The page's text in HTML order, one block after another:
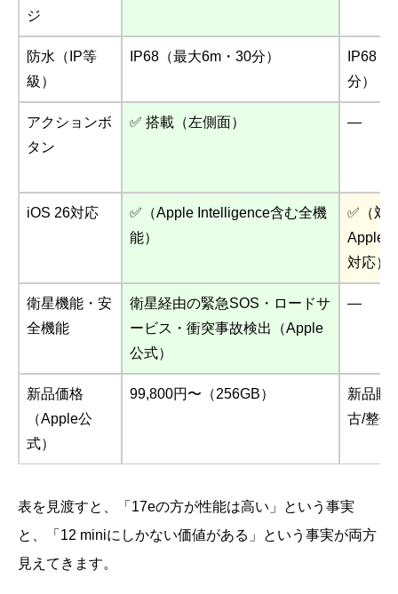
ジ
防水（IP等
級）
IP68（最大6m・30分）
IP68（
分）
アクションボ
タン
✅ 搭載（左側面） —
iOS 26対応
✅（Apple Intelligence含む全機
能）
✅（対
Apple
対応）
衛星機能・安
全機能
衛星経由の緊急SOS・ロードサ
ービス・衝突事故検出（Apple
公式）
—
新品価格
（Apple公
式）
99,800円〜（256GB）
新品販
古/整備
表を見渡すと、「17eの方が性能は高い」という事実
と、「12 miniにしかない価値がある」という事実が両方
見えてきます。